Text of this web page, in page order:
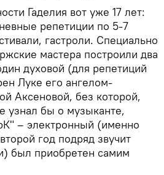
Гаделия вот уже 17 лет:
репетиции по 5-7
гастроли. Специально
мастера построили два
духовой (для репетиций
Луке его ангелом-
Аксеновой, без которой,
узнал бы о музыканте,
– электронный (именно
год подряд звучит
был приобретен самим